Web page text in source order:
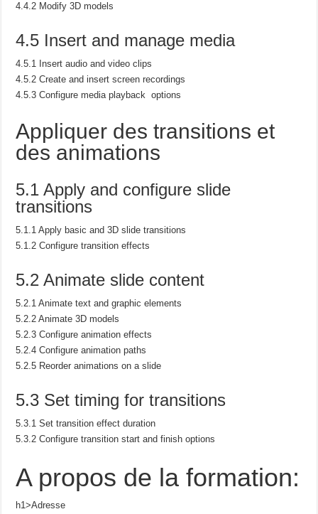
4.4.2 Modify 3D models
4.5 Insert and manage media
4.5.1 Insert audio and video clips
4.5.2 Create and insert screen recordings
4.5.3 Configure media playback options
Appliquer des transitions et
des animations
5.1 Apply and configure slide
transitions
5.1.1 Apply basic and 3D slide transitions
5.1.2 Configure transition effects
5.2 Animate slide content
5.2.1 Animate text and graphic elements
5.2.2 Animate 3D models
5.2.3 Configure animation effects
5.2.4 Configure animation paths
5.2.5 Reorder animations on a slide
5.3 Set timing for transitions
5.3.1 Set transition effect duration
5.3.2 Configure transition start and finish options
A propos de la formation:
h1>Adresse